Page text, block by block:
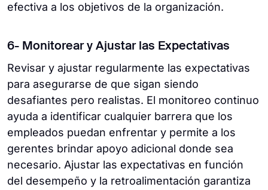
efectiva a los objetivos de la organización.
6- Monitorear y Ajustar las Expectativas
Revisar y ajustar regularmente las expectativas
para asegurarse de que sigan siendo
desafiantes pero realistas. El monitoreo continuo
ayuda a identificar cualquier barrera que los
empleados puedan enfrentar y permite a los
gerentes brindar apoyo adicional donde sea
necesario. Ajustar las expectativas en función
del desempeño y la retroalimentación garantiza